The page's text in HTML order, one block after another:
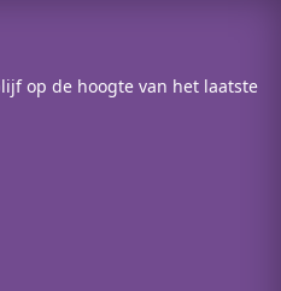
op de hoogte van het laatste